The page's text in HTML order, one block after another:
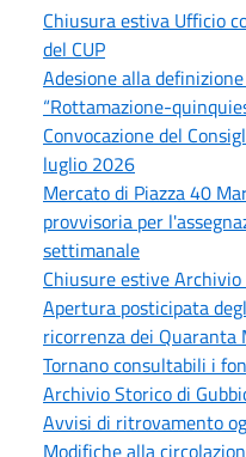
Chiusura estiva Ufficio
del CUP
Adesione alla
“Rottamazione-
Convocazione del
luglio 2026
Mercato di Piazza 40
provvisoria per
settimanale
Chiusure estive
Apertura posticipata
ricorrenza dei
Tornano consultabili i
Archivio Storico di
Avvisi di ritrovamento
Modifiche alla